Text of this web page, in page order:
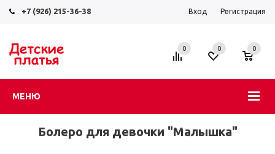
+7 (926) 215-36-38 Вход Регистрация
МЕНЮ
0 0 0
Болеро для девочки "Малышка"